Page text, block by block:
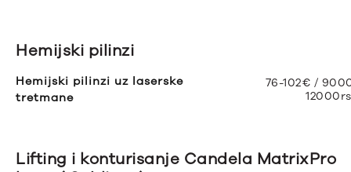
Hemijski pilinzi
Hemijski pilinzi uz laserske
tretmane
76-102€ /
Lifting i konturisanje Candela MatrixPro